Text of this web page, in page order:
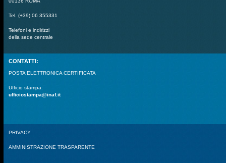
Tel. (+39) 06 355331
Telefoni e indirizzi
della sede centrale
CONTATTI:
POSTA ELETTRONICA CERTIFICATA
Ufficio stampa:
ufficiostampa@inaf.it
PRIVACY
AMMINISTRAZIONE TRASPARENTE